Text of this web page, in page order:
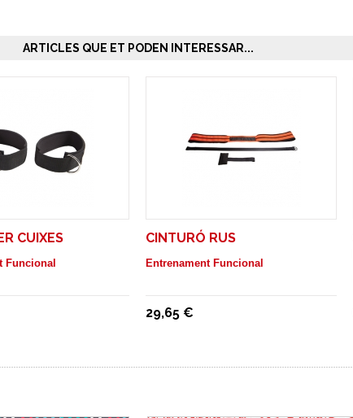
ARTICLES QUE ET PODEN INTERESSAR...
CUIXES
Funcional
CINTURÓ RUS
Entrenament Funcional
29,65 €